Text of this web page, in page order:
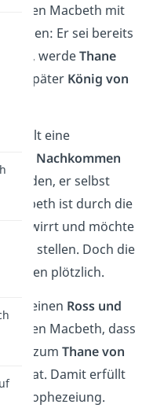
Macbeth mit
Er sei bereits
, werdeThane
und später König von
erhält eine
Nachkommen
werden, er selbst
Macbeth ist durch die
verwirrt und möchte
stellen. Doch die
plötzlich.
Ross und
Macbeth, dass
ihn zumThane von
hat. Damit erfüllt
Prophezeiung.